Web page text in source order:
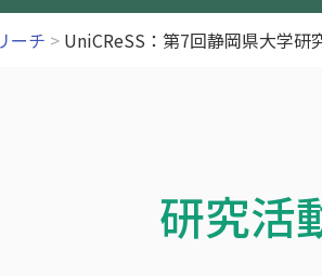
ーチ > UniCReSS：第7回静岡県大学
研究活